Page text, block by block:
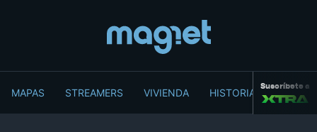
MAPAS STREAMERS VIVIENDA HISTORIA
Suscríbete a